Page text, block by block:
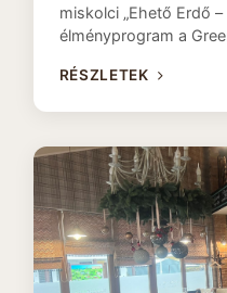
miskolci „Ehető Erdő
élményprogram a
RÉSZLETEK